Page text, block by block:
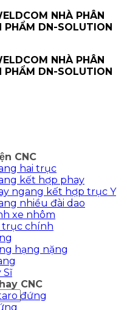
NHÀ PHÂN
PHẨM DN-SOLUTION
NHÀ PHÂN
PHẨM DN-SOLUTION
CNC
hai trục
kết hợp phay
ngang kết hợp trục Y
nhiều đài dao
xe nhôm
trục chính
hạng nặng
Sĩ
CNC
đứng